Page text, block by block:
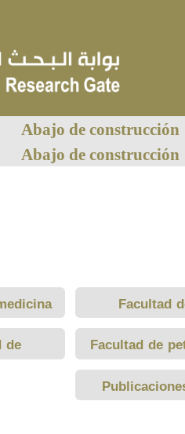
Abajo de construcción
Abajo de construcción
Facultad
de
Facultad de
estudiantes